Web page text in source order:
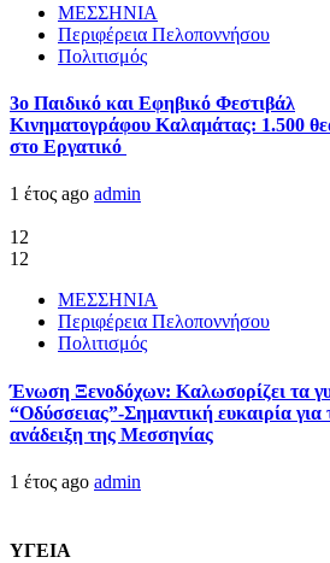
ΜΕΣΣΗΝΙΑ
Περιφέρεια Πελοποννήσου
Πολιτισμός
3ο Παιδικό και Εφηβικό Φεστιβάλ
Κινηματογράφου Καλαμάτας: 1.500
στο Εργατικό
1 έτος ago admin
12
12
ΜΕΣΣΗΝΙΑ
Περιφέρεια Πελοποννήσου
Πολιτισμός
Ένωση Ξενοδόχων: Καλωσορίζει τα
“Οδύσσειας”-Σημαντική ευκαιρία για
ανάδειξη της Μεσσηνίας
1 έτος ago admin
ΥΓΕΙΑ